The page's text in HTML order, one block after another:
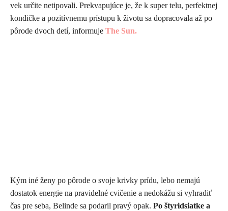
vek určite netipovali. Prekvapujúce je, že k super telu, perfektnej
kondičke a pozitívnemu prístupu k životu sa dopracovala až po
pôrode dvoch detí, informuje The Sun.
Kým iné ženy po pôrode o svoje krivky prídu, lebo nemajú
dostatok energie na pravidelné cvičenie a nedokážu si vyhradiť
čas pre seba, Belinde sa podaril pravý opak. Po štyridsiatke a